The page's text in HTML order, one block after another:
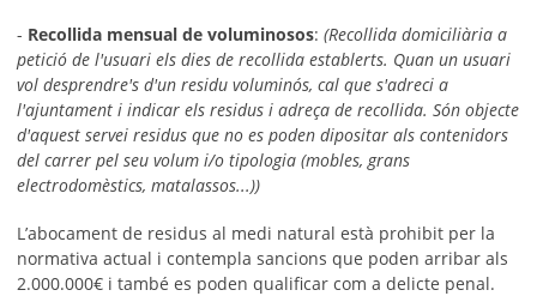
- Recollida mensual de voluminosos:(Recollida domiciliària a
petició de l'usuari els dies de recollida establerts. Quan un usuari
vol desprendre's d'un residu voluminós, cal que s'adreci a
l'ajuntament i indicar els residus i adreça de recollida. Són objecte
d'aquest servei residus que no es poden dipositar als contenidors
del carrer pel seu volum i/o tipologia (mobles, grans
electrodomèstics, matalassos...))
L’abocament de residus al medi natural està prohibit per la
normativa actual i contempla sancions que poden arribar als
2.000.000€ i també es poden qualificar com a delicte penal.